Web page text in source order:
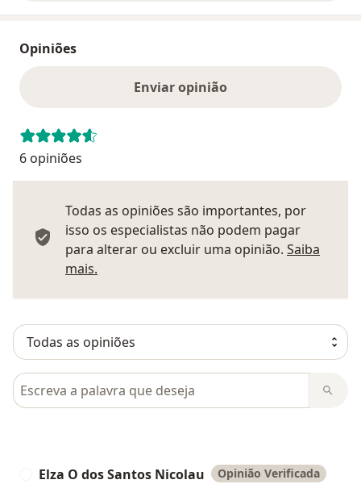
Opiniões
Enviar opinião
6 opiniões
Todas as opiniões são importantes, por
isso os especialistas não podem pagar
para alterar ou excluir uma opinião. Saiba
mais.
Pesquisar em opiniões
Elza O dos Santos Nicolau Opinião Verificada